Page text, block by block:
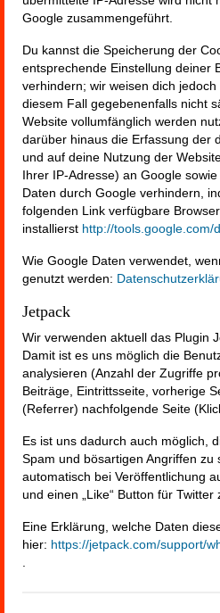
Google zusammengeführt.
Du kannst die Speicherung der
entsprechende Einstellung deiner
verhindern; wir weisen dich
diesem Fall gegebenenfalls nicht
Website vollumfänglich werden
darüber hinaus die Erfassung der
und auf deine Nutzung der
Ihrer IP-Adresse) an Google
Daten durch Google verhindern,
folgenden Link verfügbare
installierst http://tools.google.com/
Wie Google Daten verwendet,
genutzt werden:
Jetpack
Wir verwenden aktuell das Plugin
Damit ist es uns möglich die
analysieren (Anzahl der Zugriffe
Beiträge, Eintrittsseite, vorherige
(Referrer) nachfolgende Seite
Es ist uns dadurch auch möglich,
Spam und bösartigen Angriffen zu
automatisch bei Veröffentlichung
und einen „Like“ Button für Twitter
Eine Erklärung, welche Daten
hier: https://jetpack.com/support/